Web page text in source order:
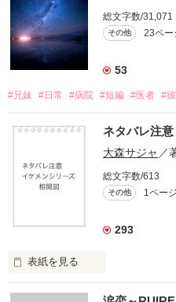
総文字数/31,071
その他 23ペー
53
#兄妹 #日常 #病院 #短編 #医者 #
ネタバレ注
大森サジャ ／
総文字数/613
その他 1ページ
293
表紙を見る
イケメンシリーズ相関図